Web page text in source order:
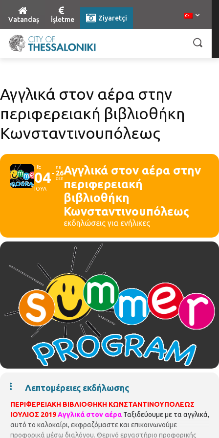
Vatandaş İşletme Ziyaretçi
Αγγλικά στον αέρα στην
περιφερειακή βιβλιοθήκη
Κωνσταντινουπόλεως
ΠΕ
04
ΙΟΥΛ
ΠΕ
26
ΣΕΠ
Αγγλικά στον αέρα στην
περιφερειακή
βιβλιοθήκη
Κωνσταντινουπόλεως
εκδηλώσεις για ενήλικες
Λεπτομέρειες εκδήλωσης
ΠΕΡΙΦΕΡΕΙΑΚΗ ΒΙΒΛΙΟΘΗΚΗ ΚΩΝΣΤΑΝΤΙΝΟΥΠΟΛΕΩΣ
ΙΟΥΛΙΟΣ 2019Αγγλικά στον αέρα Ταξιδεύουμε με τα αγγλικά,
αυτό το καλοκαίρι, εκφραζόμαστε και επικοινωνούμε
προφορικά μέσω διαλόγου. Θερινό εργαστήριο προφορικής